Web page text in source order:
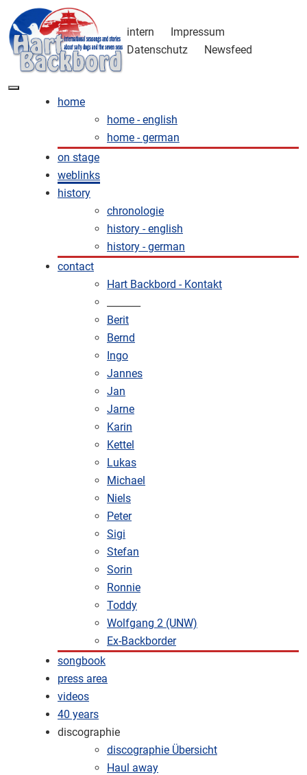
intern
Impressum
Datenschutz
Newsfeed
home
home - english
home - german
on stage
weblinks
history
chronologie
history - english
history - german
contact
Hart Backbord - Kontakt
Berit
Bernd
Ingo
Jannes
Jan
Jarne
Karin
Kettel
Lukas
Michael
Niels
Peter
Sigi
Stefan
Sorin
Ronnie
Toddy
Wolfgang 2 (UNW)
Ex-Backborder
songbook
press area
videos
40 years
discographie
discographie Übersicht
Haul away